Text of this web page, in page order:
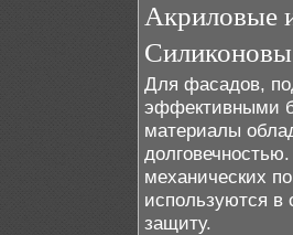
Акриловые
Для фасадов,
эффективными
материалы
механических
используются
защиту.